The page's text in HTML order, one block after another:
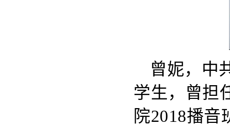
曾妮，中
学生，曾担
院2018播